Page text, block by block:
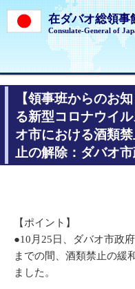
在ダバオ総領事
Consulate-General of
【領事班からのお
る新型コロナウイ
オ市における酒類
止の解除：ダバオ市
【ポイント】
●10月25日、ダバオ市政
までの間、酒類禁止の緩
ました。